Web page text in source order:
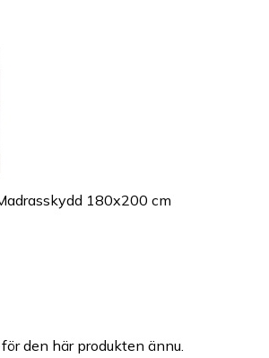
180x200 cm
den här produkten ännu.